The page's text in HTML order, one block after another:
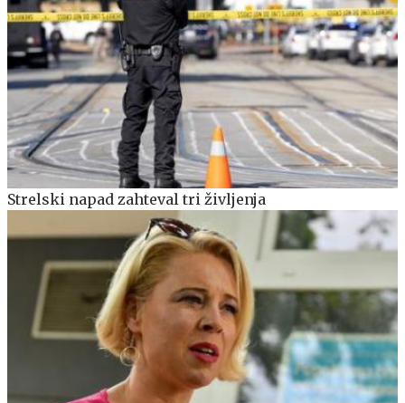
Strelski napad zahteval tri življenja